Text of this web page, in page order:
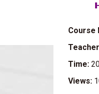
Course
Time:
Views: